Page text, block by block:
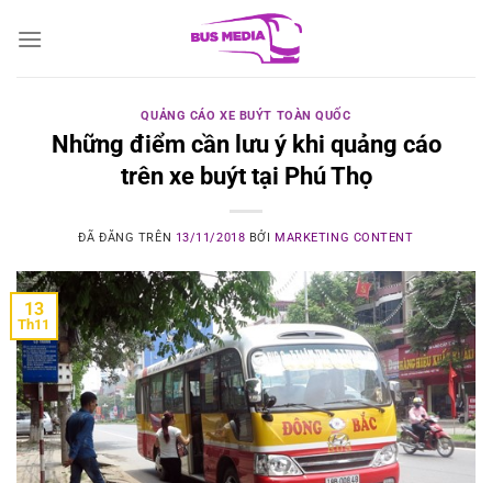
đến
QUẢNG CÁO XE BUÝT TOÀN QUỐC
Những điểm cần lưu ý khi quảng cáo
trên xe buýt tại Phú Thọ
ĐÃ ĐĂNG TRÊN 13/11/2018 BỞIMARKETING CONTENT
13
Th11